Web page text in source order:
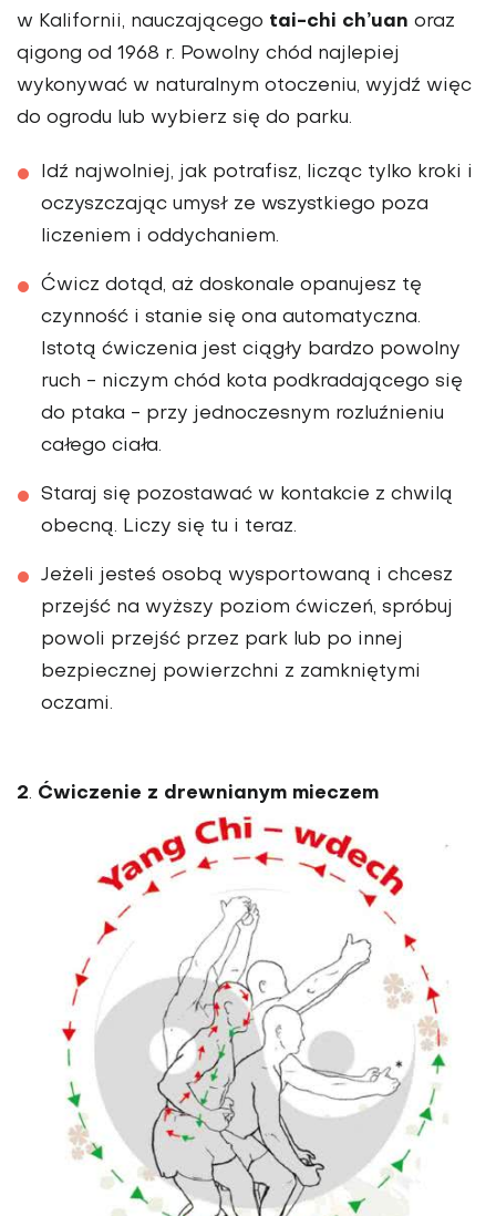
w Kalifornii, nauczającego tai-chi ch’uan oraz
qigong od 1968 r. Powolny chód najlepiej
wykonywać w naturalnym otoczeniu, wyjdź więc
do ogrodu lub wybierz się do parku.
Idź najwolniej, jak potrafisz, licząc tylko kroki i
oczyszczając umysł ze wszystkiego poza
liczeniem i oddychaniem.
Ćwicz dotąd, aż doskonale opanujesz tę
czynność i stanie się ona automatyczna.
Istotą ćwiczenia jest ciągły bardzo powolny
ruch - niczym chód kota podkradającego się
do ptaka - przy jednoczesnym rozluźnieniu
całego ciała.
Staraj się pozostawać w kontakcie z chwilą
obecną. Liczy się tu i teraz.
Jeżeli jesteś osobą wysportowaną i chcesz
przejść na wyższy poziom ćwiczeń, spróbuj
powoli przejść przez park lub po innej
bezpiecznej powierzchni z zamkniętymi
oczami.
2. Ćwiczenie z drewnianym mieczem